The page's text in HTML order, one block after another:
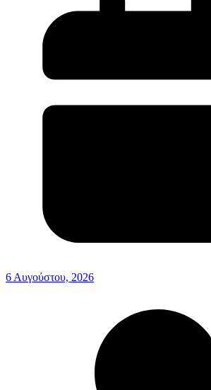
6 Αυγούστου, 2026